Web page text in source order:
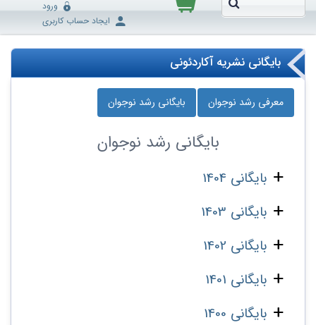
ورود
ایجاد حساب کاربری
بایگانی نشریه آکاردئونی
معرفی رشد نوجوان بایگانی رشد نوجوان
بایگانی رشد نوجوان
بایگانی 1404
بایگانی 1403
بایگانی 1402
بایگانی 1401
بایگانی 1400